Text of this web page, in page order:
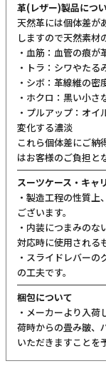
革(レザー)製品につ
天然革には個体差が
しますので天然素材
・血筋：血管の痕が
・トラ：シワやたる
・シボ：革線維の
・ホクロ：黒い小さ
・プルアップ：オ
変化する濃淡
これら個体差にご納
はお客様のご負担と
スーツケース・キャ
・製造工程の性質
ございます。
・内装につまみの
対応時に使用される
・スライドレバー
の工夫です。
梱包について
・メーカーより入
荷時からの畳み皺、
いただきますことを